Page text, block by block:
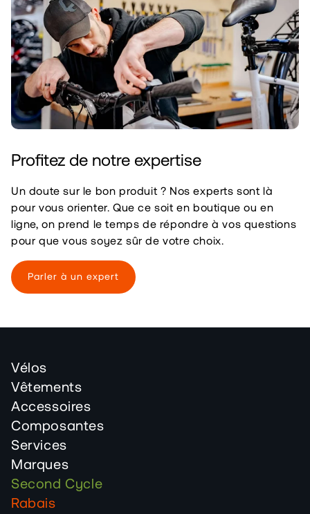
Profitez de notre expertise
Un doute sur le bon produit ? Nos experts sont là
pour vous orienter. Que ce soit en boutique ou en
ligne, on prend le temps de répondre à vos questions
pour que vous soyez sûr de votre choix.
Parler à un expert
Vélos
Vêtements
Accessoires
Composantes
Services
Marques
Second Cycle
Rabais